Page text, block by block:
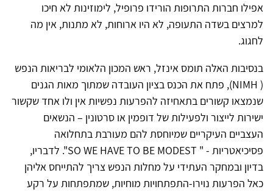
אפילו חברות התרופות הורידו פרופיל, לימוזינות לא חיכו
למרצים בשדה התעופה, לא היו ארוחות, לא מתנות, אין מה
לחגוג.
בנסיבות האלה תומס אינזל, ראש המכון הלאומי לבריאות הנפש
( NIMH), פתח את הכנס בציון העובדה שמתוך מאות הגנים
שנמצאו קשורים בתאחיזה להפרעות נפשיות אין ולו אחד שקשור
ישירות לייצור ולפעילות של דופמין או סרטונין – הנשאים
העצביים העיקריים שמיוחסת להם מעורבת בתחלואה
פסיכיאטריות - " SO WE HAVE TO BE MODEST". לדבריו,
בדיון ובמחקר העתידי על מחלות הנפש צריך להתייחס אליהן
כאל הפרעות נוירו-התפתחויות מוחיות, שמתפתחות על רקע